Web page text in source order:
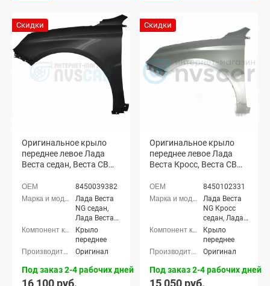
Скидки
Оригинальное крыло
переднее левое Лада
Веста седан, Веста СВ
(неокрашенное)8450039382
Лада Веста
NG седан,
Лада Веста
NG (SW)
универсал,
Лада Веста
седан, Лада
Веста (SW)
универсал
Крыло
переднее
Оригинал
Под заказ 2-4 рабочих дней
Скидки
Оригинальное крыло
переднее левое Лада
Веста Кросс, Веста СВ
8450102331
Лада Веста
NG Кросс
седан, Лада
Веста NG
(SW) Кросс
универсал,
Лада Веста
Кросс седан,
Лада Веста
Крыло
переднее
Оригинал
Под заказ 2-4 рабочих дней